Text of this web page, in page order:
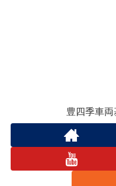
豊四季車